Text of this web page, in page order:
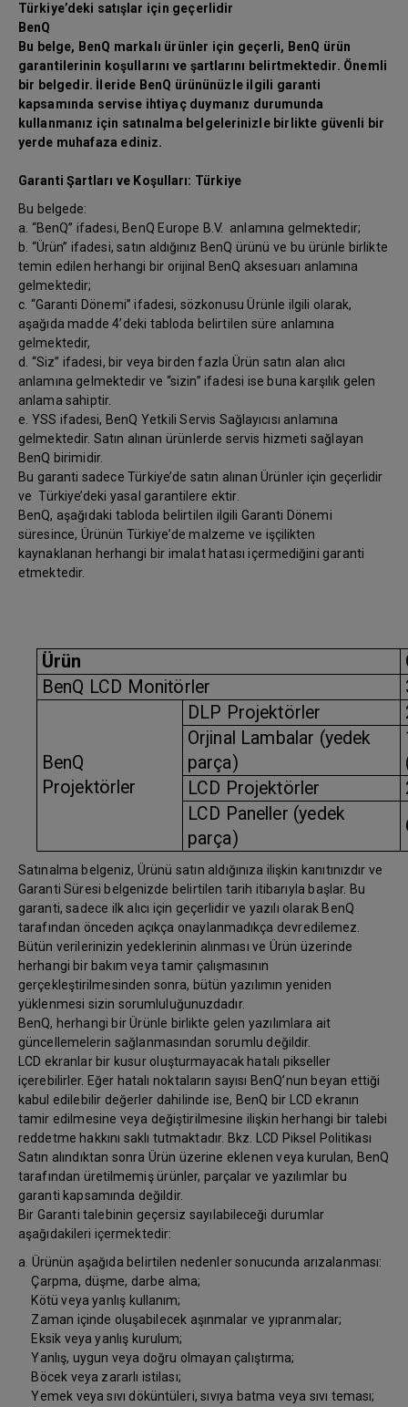
Türkiye’deki satışlar için geçerlidir
BenQ
Bu belge, BenQ markalı ürünler için geçerli, BenQ ürün
garantilerinin koşullarını ve şartlarını belirtmektedir. Önemli
bir belgedir. İleride BenQ ürününüzle ilgili garanti
kapsamında servise ihtiyaç duymanız durumunda
kullanmanız için satınalma belgelerinizle birlikte güvenli bir
yerde muhafaza ediniz.
Garanti Şartları ve Koşulları: Türkiye
Bu belgede:
a. “BenQ” ifadesi, BenQ Europe B.V. anlamına gelmektedir;
b. “Ürün” ifadesi, satın aldığınız BenQ ürünü ve bu ürünle birlikte
temin edilen herhangi bir orijinal BenQ aksesuarı anlamına
gelmektedir;
c. “Garanti Dönemi” ifadesi, sözkonusu Ürünle ilgili olarak,
aşağıda madde 4’deki tabloda belirtilen süre anlamına
gelmektedir,
d. “Siz” ifadesi, bir veya birden fazla Ürün satın alan alıcı
anlamına gelmektedir ve “sizin” ifadesi ise buna karşılık gelen
anlama sahiptir.
e. YSS ifadesi, BenQ Yetkili Servis Sağlayıcısı anlamına
gelmektedir. Satın alınan ürünlerde servis hizmeti sağlayan
BenQ birimidir.
Bu garanti sadece Türkiye’de satın alınan Ürünler için geçerlidir
ve Türkiye’deki yasal garantilere ektir.
BenQ, aşağıdaki tabloda belirtilen ilgili Garanti Dönemi
süresince, Ürünün Türkiye’de malzeme ve işçilikten
kaynaklanan herhangi bir imalat hatası içermediğini garanti
etmektedir.
Ürün
BenQ LCD Monitörler
BenQ
Projektörler
DLP Projektörler
Orjinal Lambalar (yedek
parça)
LCD Projektörler
LCD Paneller (yedek
parça)
Satınalma belgeniz, Ürünü satın aldığınıza ilişkin kanıtınızdır ve
Garanti Süresi belgenizde belirtilen tarih itibarıyla başlar. Bu
garanti, sadece ilk alıcı için geçerlidir ve yazılı olarak BenQ
tarafından önceden açıkça onaylanmadıkça devredilemez.
Bütün verilerinizin yedeklerinin alınması ve Ürün üzerinde
herhangi bir bakım veya tamir çalışmasının
gerçekleştirilmesinden sonra, bütün yazılımın yeniden
yüklenmesi sizin sorumluluğunuzdadır.
BenQ, herhangi bir Ürünle birlikte gelen yazılımlara ait
güncellemelerin sağlanmasından sorumlu değildir.
LCD ekranlar bir kusur oluşturmayacak hatalı pikseller
içerebilirler. Eğer hatalı noktaların sayısı BenQ’nun beyan ettiği
kabul edilebilir değerler dahilinde ise, BenQ bir LCD ekranın
tamir edilmesine veya değiştirilmesine ilişkin herhangi bir talebi
reddetme hakkını saklı tutmaktadır. Bkz. LCD Piksel Politikası
Satın alındıktan sonra Ürün üzerine eklenen veya kurulan, BenQ
tarafından üretilmemiş ürünler, parçalar ve yazılımlar bu
garanti kapsamında değildir.
Bir Garanti talebinin geçersiz sayılabileceği durumlar
aşağıdakileri içermektedir:
a. Ürünün aşağıda belirtilen nedenler sonucunda arızalanması:
Çarpma, düşme, darbe alma;
Kötü veya yanlış kullanım;
Zaman içinde oluşabilecek aşınmalar ve yıpranmalar;
Eksik veya yanlış kurulum;
Yanlış, uygun veya doğru olmayan çalıştırma;
Böcek veya zararlı istilası;
Yemek veya sıvı döküntüleri, sıvıya batma veya sıvı teması;